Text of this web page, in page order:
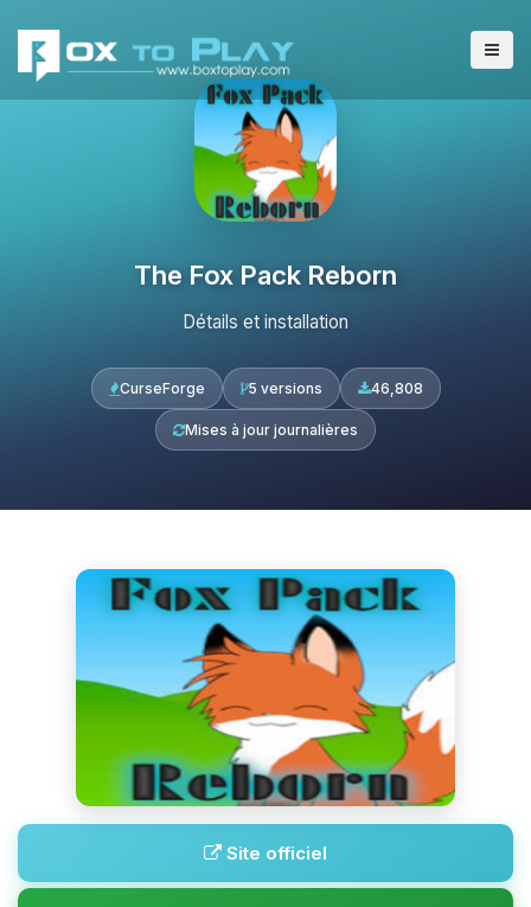
The Fox Pack Reborn
Détails et installation
CurseForge 5 versions 46,808
Mises à jour journalières
Site officiel